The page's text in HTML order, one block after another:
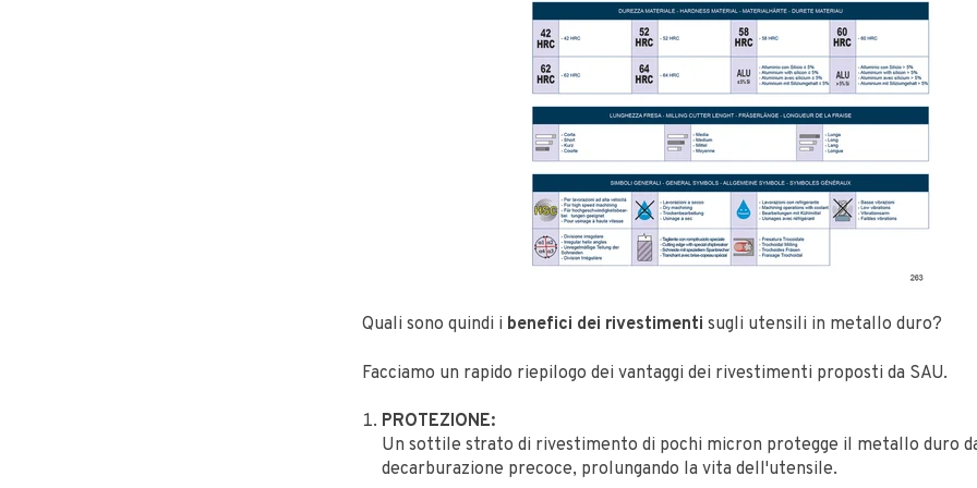
Quali sono quindi i benefici dei rivestimenti sugli utensili in metallo duro?
Facciamo un rapido riepilogo dei vantaggi dei rivestimenti proposti da SAU.
PROTEZIONE:
Un sottile strato di rivestimento di pochi micron protegge il metallo duro
decarburazione precoce, prolungando la vita dell'utensile.